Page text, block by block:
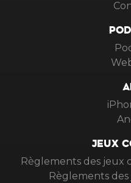
JEUX
Règlements des jeux
Règlements